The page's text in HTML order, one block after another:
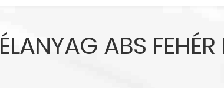
ÉLANYAG ABS